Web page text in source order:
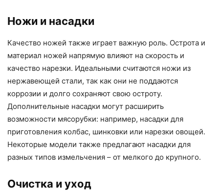
Ножи и насадки
Качество ножей также играет важную роль. Острота и
материал ножей напрямую влияют на скорость и
качество нарезки. Идеальными считаются ножи из
нержавеющей стали, так как они не поддаются
коррозии и долго сохраняют свою остроту.
Дополнительные насадки могут расширить
возможности мясорубки: например, насадки для
приготовления колбас, шинковки или нарезки овощей.
Некоторые модели также предлагают насадки для
разных типов измельчения – от мелкого до крупного.
Очистка и уход